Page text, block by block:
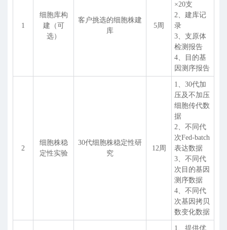
1
细胞库构
建（可
选）
客户挑选的细胞株建
库
5周
×20支
2、建库记
录
3、支原体
检测报告
4、目的基
因测序报告
2
细胞株稳
定性实验
30代细胞株稳定性研
究
12周
1、30代加
压及不加压
细胞传代数
据
2、不同代
次Fed-batch
表达数据
3、不同代
次目的基因
测序数据
4、不同代
次基因拷贝
数变化数据
1、提供优